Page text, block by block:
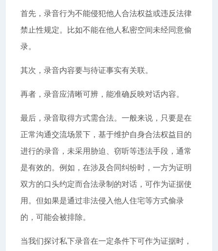
首先，录音行为不能侵犯他人合法权益或违反法律
禁止性规定。比如不能在他人私密空间未经同意偷
录。
其次，录音内容要与待证事实有关联。
再者，录音应清晰可辨，能准确反映对话内容。
最后，录音取得方式需合法。一般来说，只要是在
正常沟通交流场景下，基于维护自身合法权益目的
进行的录音，未采用胁迫、窃听等违法手段，通常
是有效的。例如，在涉及合同纠纷时，一方为证明
双方的口头约定而合法录制的对话，可作为证据使
用。但如果是通过非法侵入他人住宅等方式偷录
的，可能会被排除。
当我们探讨私下录音在一定条件下可作为证据时，